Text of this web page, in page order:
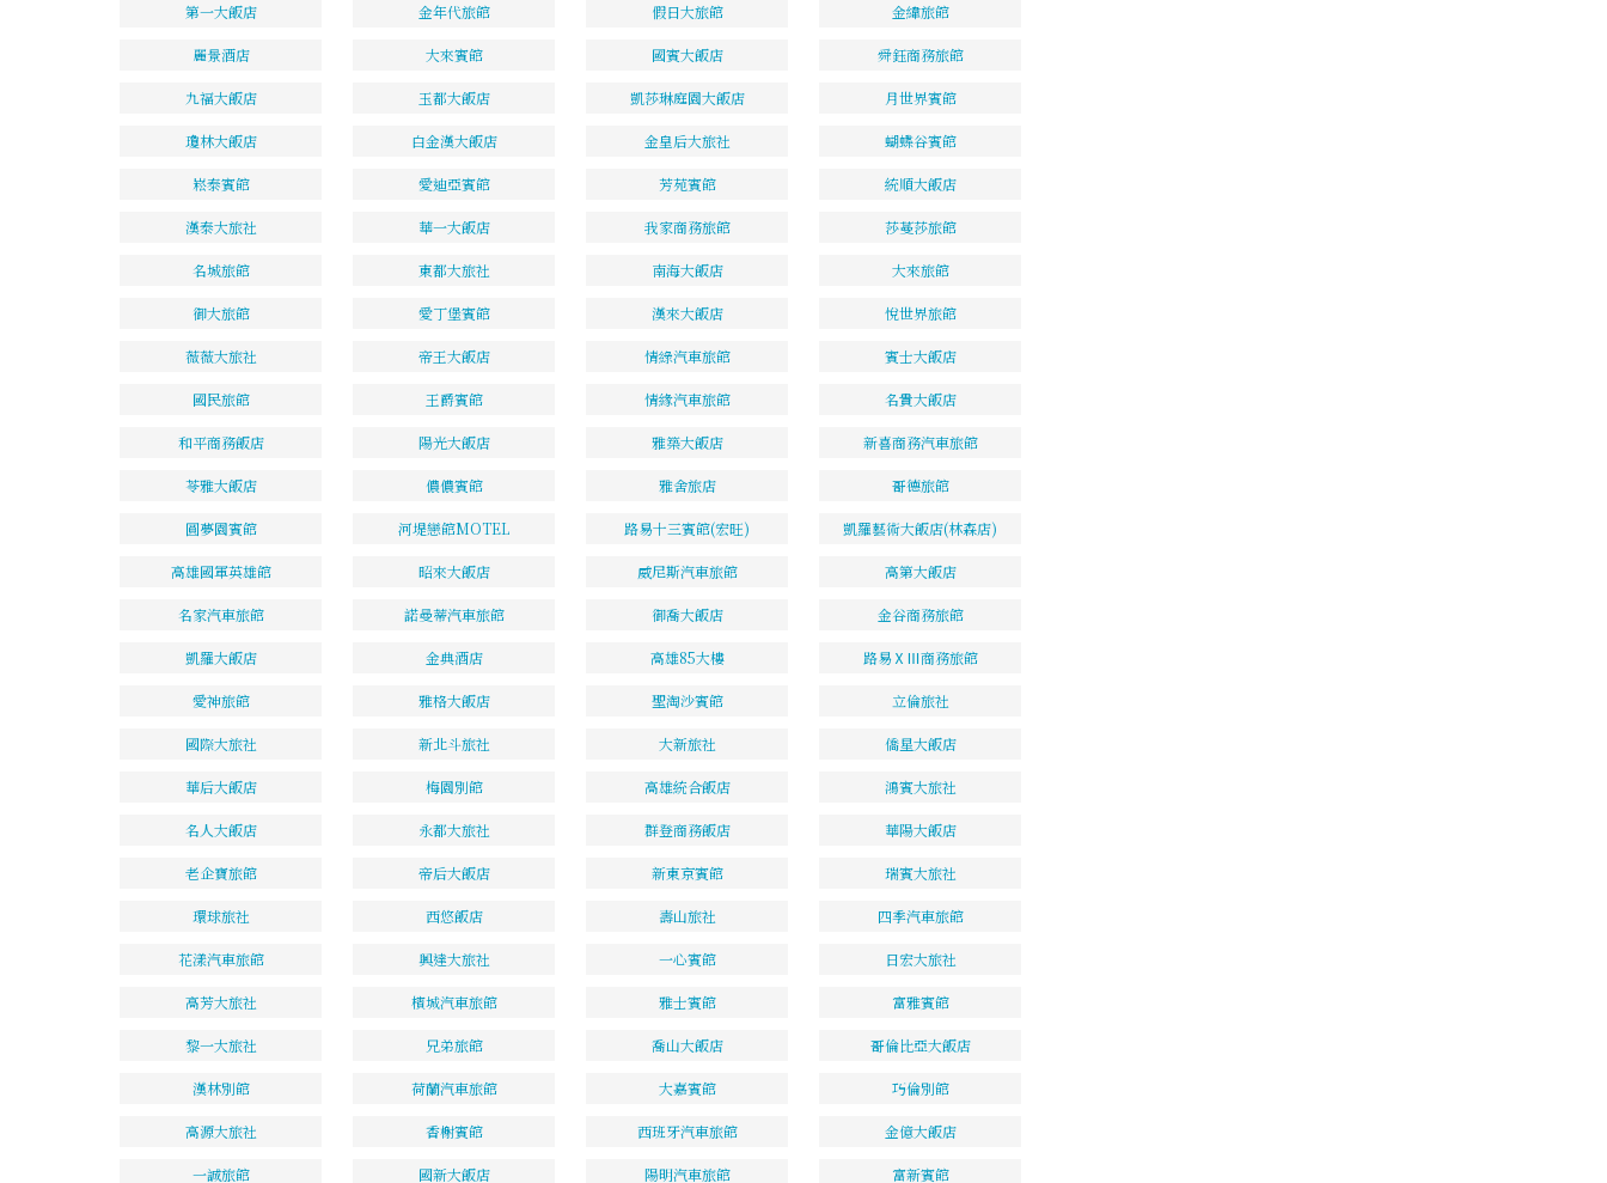
第一大飯店 金年代旅館 假日大旅館 金緯旅館
麗景酒店 大來賓館 國賓大飯店 舜鈺商務旅館
九福大飯店 玉都大飯店 凱莎琳庭園大飯店 月世界賓館
瓊林大飯店 白金漢大飯店 金皇后大旅社 蝴蝶谷賓館
崧泰賓館 愛迪亞賓館 芳苑賓館 統順大飯店
漢泰大旅社 華一大飯店 我家商務旅館 莎蔓莎旅館
名城旅館 東都大旅社 南海大飯店 大來旅館
御大旅館 愛丁堡賓館 漢來大飯店 悅世界旅館
薇薇大旅社 帝王大飯店 情綠汽車旅館 賓士大飯店
國民旅館 王爵賓館 情緣汽車旅館 名貴大飯店
和平商務飯店 陽光大飯店 雅築大飯店 新喜商務汽車旅館
苓雅大飯店 儂儂賓館 雅舍旅店 哥德旅館
圓夢園賓館 河堤戀館MOTEL 路易十三賓館(宏旺) 凱羅藝術大飯店(林森店)
高雄國軍英雄館 昭來大飯店 威尼斯汽車旅館 高第大飯店
名家汽車旅館 諾曼蒂汽車旅館 御喬大飯店 金谷商務旅館
凱羅大飯店 金典酒店 高雄85大樓 路易ⅩⅢ商務旅館
愛神旅館 雅格大飯店 聖淘沙賓館 立倫旅社
國際大旅社 新北斗旅社 大新旅社 僑星大飯店
華后大飯店 梅園別館 高雄統合飯店 鴻賓大旅社
名人大飯店 永都大旅社 群登商務飯店 華陽大飯店
老企寶旅館 帝后大飯店 新東京賓館 瑞賓大旅社
環球旅社 西悠飯店 壽山旅社 四季汽車旅館
花漾汽車旅館 興達大旅社 一心賓館 日宏大旅社
高芳大旅社 檳城汽車旅館 雅士賓館 富雅賓館
黎一大旅社 兄弟旅館 喬山大飯店 哥倫比亞大飯店
漢林別館 荷蘭汽車旅館 大嘉賓館 巧倫別館
高源大旅社 香榭賓館 西班牙汽車旅館 金億大飯店
一誠旅館 國新大飯店 陽明汽車旅館 富新賓館